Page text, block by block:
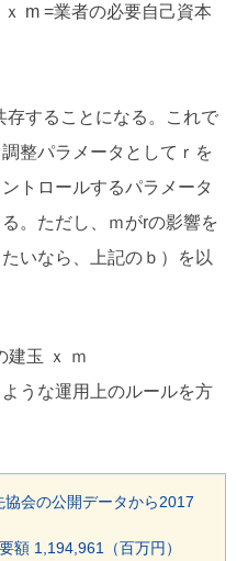
m =業者の必要自己資本
存することになる。これで
整パラメータとしてｒを
トロールするパラメータ
。ただし、ｍがrの影響を
いなら、上記のｂ）を以
建玉 ｘ ｍ
うな運用上のルールを方
会の公開データから2017
額 1,194,961（百万円）